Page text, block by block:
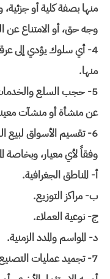
منها بصفة كلية أو
وجه حق، أو الامتناع عن
4- أي سلوك يؤدي إلى
منها.
5- حجب السلع والخدمات
عن منشأة أو منشآت
6- تقسيم الأسواق لبيع
وفقاً لأي معيار، وبخاصة
أ- المناطق الجغرافية.
ب- مراكز التوزيع.
ج- نوعية العملاء.
د- المواسم والمدد الزمنية.
7- تجميد عمليات